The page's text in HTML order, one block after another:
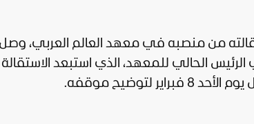
من منصبه في معهد العالم العربي،
الحالي للمعهد، الذي استبعد
موقفه.